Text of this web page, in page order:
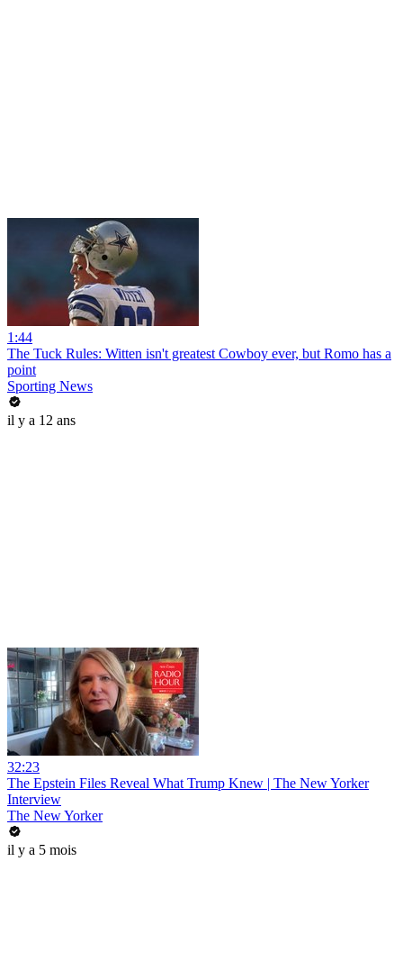
1:44
The Tuck Rules: Witten isn't greatest Cowboy ever, but Romo has a
point
Sporting News
il y a 12 ans
32:23
The Epstein Files Reveal What Trump Knew | The New Yorker
Interview
The New Yorker
il y a 5 mois